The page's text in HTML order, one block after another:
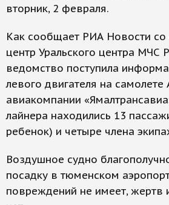
вторник, 2 февраля.
Как сообщает РИА Новости со
центр Уральского центра МЧС
ведомство поступила
левого двигателя на самолете
авиакомпании
лайнера находились 13
ребенок) и четыре члена
Воздушное судно
посадку в тюменском
повреждений не имеет, жертв